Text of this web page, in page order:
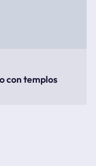
con templos